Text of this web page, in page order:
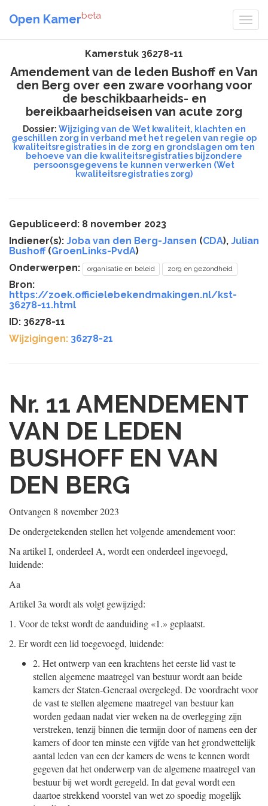
Open Kamerbeta
Kamerstuk 36278-11
Amendement van de leden Bushoff en Van
den Berg over een zware voorhang voor
de beschikbaarheids- en
bereikbaarheidseisen van acute zorg
Dossier: Wijziging van de Wet kwaliteit, klachten en
geschillen zorg in verband met het regelen van regie op
kwaliteitsregistraties in de zorg en grondslagen om ten
behoeve van die kwaliteitsregistraties bijzondere
persoonsgegevens te kunnen verwerken (Wet
kwaliteitsregistraties zorg)
Gepubliceerd: 8 november 2023
Indiener(s): Joba van den Berg-Jansen (CDA), Julian
Bushoff(GroenLinks-PvdA)
Onderwerpen:
organisatie en beleid zorg en gezondheid
Bron:
https://zoek.officielebekendmakingen.nl/kst-
36278-11.html
ID: 36278-11
Wijzigingen: 36278-21
Nr. 11 AMENDEMENT
VAN DE LEDEN
BUSHOFF EN VAN
DEN BERG
Ontvangen 8 november 2023
De ondergetekenden stellen het volgende amendement voor:
Na artikel I, onderdeel A, wordt een onderdeel ingevoegd,
luidende:
Aa
Artikel 3a wordt als volgt gewijzigd:
1. Voor de tekst wordt de aanduiding «1.» geplaatst.
2. Er wordt een lid toegevoegd, luidende:
2. Het ontwerp van een krachtens het eerste lid vast te
stellen algemene maatregel van bestuur wordt aan beide
kamers der Staten-Generaal overgelegd. De voordracht voor
de vast te stellen algemene maatregel van bestuur kan
worden gedaan nadat vier weken na de overlegging zijn
verstreken, tenzij binnen die termijn door of namens een der
kamers of door ten minste een vijfde van het grondwettelijk
aantal leden van een der kamers de wens te kennen wordt
gegeven dat het onderwerp van de algemene maatregel van
bestuur bij wet wordt geregeld. In dat geval wordt een
daartoe strekkend voorstel van wet zo spoedig mogelijk